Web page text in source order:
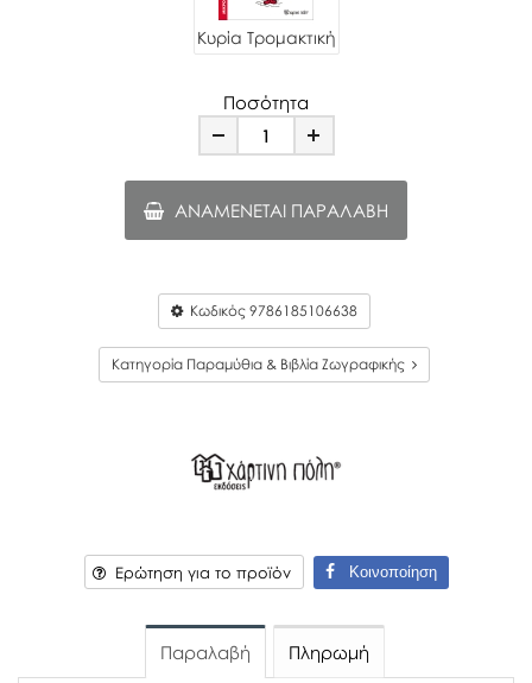
Κυρία Τρομακτική
Ποσότητα
Minus Plus
ΑΝΑΜΈΝΕΤΑΙ ΠΑΡΑΛΑΒΉ
Κωδικός 9786185106638
Κατηγορία Παραμύθια & Βιβλία Ζωγραφικής
Ερώτηση για το προϊόν Κοινοποίηση
Παραλαβή Πληρωμή